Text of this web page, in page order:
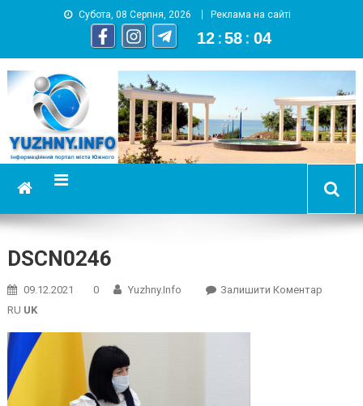
Субота, 08 Серпня, 2026 Реклама на сайті
12 :58 : 05
YUZHNY.INFO
информационный портал города Южный
DSCN0246
09.12.2021 0 Yuzhny.info Залишити КоментарOn
RU UK